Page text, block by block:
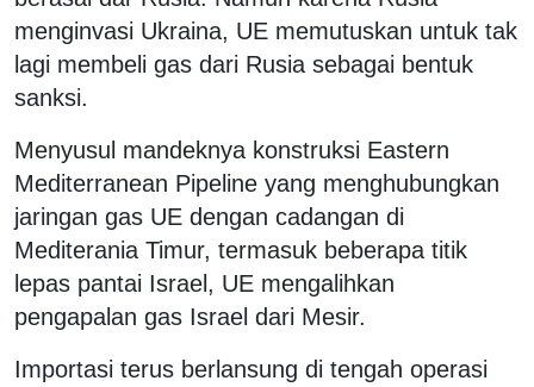
menginvasi Ukraina, UE memutuskan untuk tak
lagi membeli gas dari Rusia sebagai bentuk
sanksi.
Menyusul mandeknya konstruksi Eastern
Mediterranean Pipeline yang menghubungkan
jaringan gas UE dengan cadangan di
Mediterania Timur, termasuk beberapa titik
lepas pantai Israel, UE mengalihkan
pengapalan gas Israel dari Mesir.
Importasi terus berlansung di tengah operasi